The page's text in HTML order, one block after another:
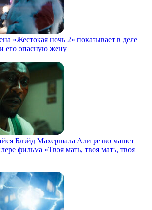
«Жестокая ночь 2» показывает в деле
его опасную жену
Блэйд Махершала Али резво машет
фильма «Твоя мать, твоя мать, твоя